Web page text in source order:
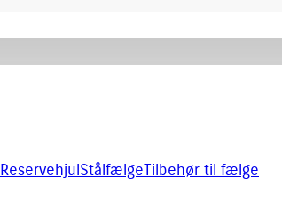
ReservehjulStålfælgeTilbehør til fælge